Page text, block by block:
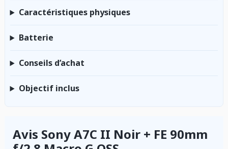
Caractéristiques physiques
Batterie
Conseils d’achat
Objectif inclus
Avis Sony A7C II Noir + FE 90mm